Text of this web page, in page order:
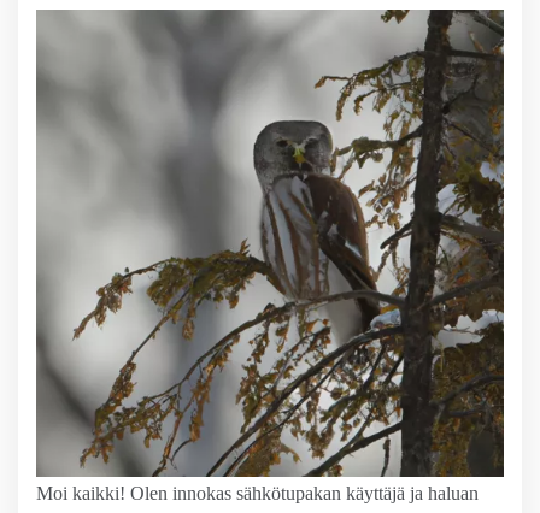
Moi kaikki! Olen innokas sähkötupakan käyttäjä ja haluan